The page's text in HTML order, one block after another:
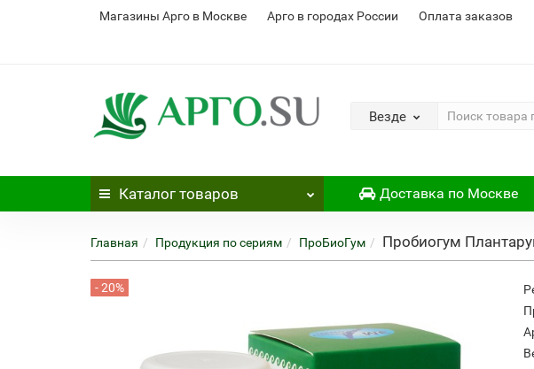
Магазины Арго в Москве Арго в городах России Оплата заказов
Везде
Каталог товаров Доставка по Москве
Главная Продукция по сериям ПроБиоГум Пробиогум
- 20%